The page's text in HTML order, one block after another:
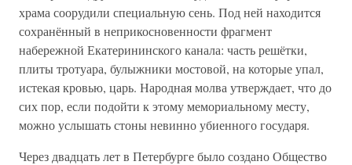
храма соорудили специальную сень. Под ней находится
сохранённый в неприкосновенности фрагмент
набережной Екатерининского канала: часть решётки,
плиты тротуара, булыжники мостовой, на которые упал,
истекая кровью, царь. Народная молва утверждает, что до
сих пор, если подойти к этому мемориальному месту,
можно услышать стоны невинно убиенного государя.
Через двадцать лет в Петербурге было создано Общество